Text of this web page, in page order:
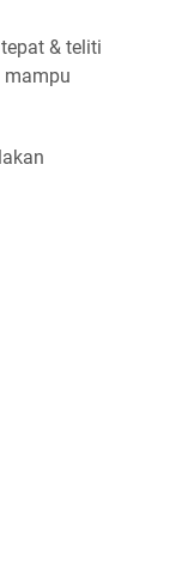
& teliti
mampu